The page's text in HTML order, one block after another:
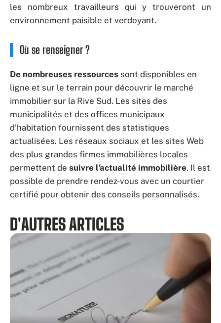
les nombreux travailleurs qui y trouveront un
environnement paisible et verdoyant.
Où se renseigner ?
De nombreuses ressources sont disponibles en
ligne et sur le terrain pour découvrir le marché
immobilier sur la Rive Sud. Les sites des
municipalités et des offices municipaux
d’habitation fournissent des statistiques
actualisées. Les réseaux sociaux et les sites Web
des plus grandes firmes immobilières locales
permettent de suivre l’actualité immobilière. Il est
possible de prendre rendez-vous avec un courtier
certifié pour obtenir des conseils personnalisés.
D'AUTRES ARTICLES